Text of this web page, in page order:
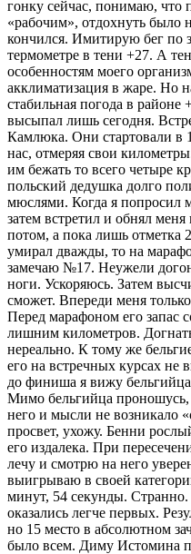
гонку сейчас, понимаю, что
«рабочим», отдохнуть было
кончился. Имитирую бег по
термометре в тени +27. А
особенностям моего
акклиматизация в жаре. Но
стабильная погода в районе
высыпал лишь сегодня.
Камлюка. Они стартовали в
нас, отмеряя свои
им бежать то всего четыре
польский дедушка долго
мюслями. Когда я попросил
затем встретил и обнял
потом, а пока лишь отметка
умирал дважды, то на
замечаю №17. Неужели
ноги. Ускоряюсь. Затем
сможет. Впереди меня
Перед марафоном его запас
лишним километров.
нереально. К тому же
его на встречных курсах не
до финиша я вижу
Мимо бельгийца проношусь,
него и мысли не возникало
просвет, ухожу. Бенни
его издалека. При
лечу и смотрю на него
выигрываю в своей
минут, 54 секунды.
оказались легче первых.
но 15 место в абсолютном
было всем. Диму Истомина